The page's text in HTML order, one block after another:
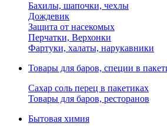
Бахилы, шапочки, чехлы
Дождевик
Защита от насекомых
Перчатки, Верхонки
Фартуки, халаты, нарукавники
Товары для баров, специи в
Сахар соль перец в пакетиках
Товары для баров, ресторанов
Бытовая химия